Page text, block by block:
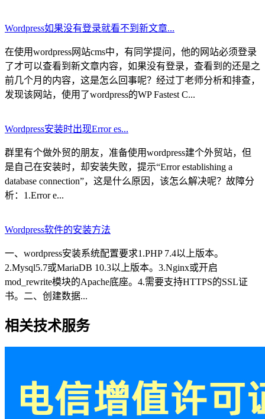
Wordpress如果没有登录就看不到新文章...
在使用wordpress网站cms中，有同学提问，他的网站必须登录
了才可以查看到新文章内容，如果没有登录，查看到的还是之
前几个月的内容，这是怎么回事呢？经过丁老师分析和排查，
发现该网站，使用了wordpress的WP Fastest C...
Wordpress安装时出现Error es...
群里有个做外贸的朋友，准备使用wordpress建个外贸站，但
是自己在安装时，却安装失败，提示“Error establishing a
database connection”，这是什么原因，该怎么解决呢？故障分
析：1.Error e...
Wordpress软件的安装方法
一、wordpress安装系统配置要求1.PHP 7.4以上版本。
2.Mysql5.7或MariaDB 10.3以上版本。3.Nginx或开启
mod_rewrite模块的Apache底座。4.需要支持HTTPS的SSL证
书。二、创建数据...
相关技术服务